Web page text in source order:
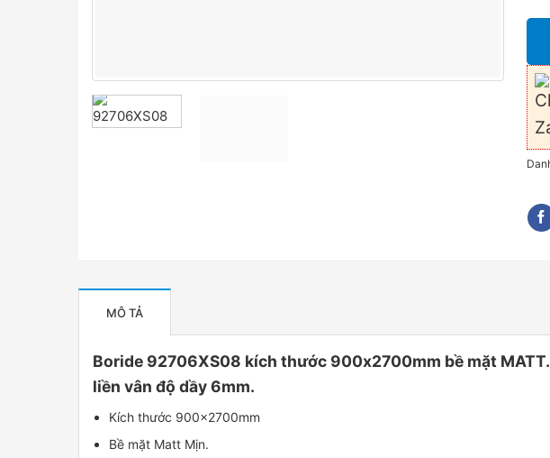
MÔ TẢ
Boride 92706XS08 kích thước 900x2700mm bề mặt
liền vân độ dầy 6mm.
Kích thước 900x2700mm
Bề mặt Matt Mịn.